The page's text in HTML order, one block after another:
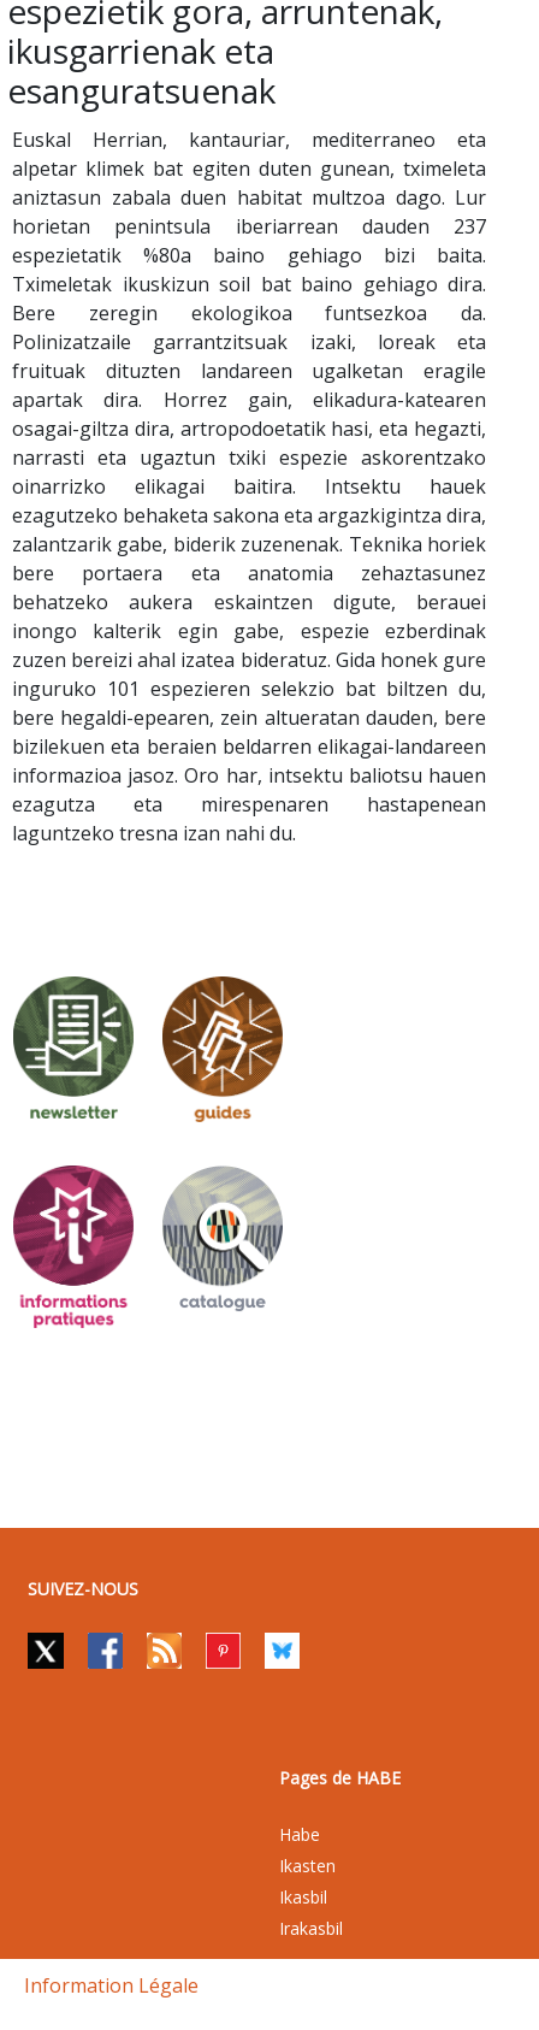
espezietik gora, arruntenak,
ikusgarrienak eta
esanguratsuenak
Euskal Herrian, kantauriar, mediterraneo eta
alpetar klimek bat egiten duten gunean, tximeleta
aniztasun zabala duen habitat multzoa dago. Lur
horietan penintsula iberiarrean dauden 237
espezietatik %80a baino gehiago bizi baita.
Tximeletak ikuskizun soil bat baino gehiago dira.
Bere zeregin ekologikoa funtsezkoa da.
Polinizatzaile garrantzitsuak izaki, loreak eta
fruituak dituzten landareen ugalketan eragile
apartak dira. Horrez gain, elikadura-katearen
osagai-giltza dira, artropodoetatik hasi, eta hegazti,
narrasti eta ugaztun txiki espezie askorentzako
oinarrizko elikagai baitira. Intsektu hauek
ezagutzeko behaketa sakona eta argazkigintza dira,
zalantzarik gabe, biderik zuzenenak. Teknika horiek
bere portaera eta anatomia zehaztasunez
behatzeko aukera eskaintzen digute, berauei
inongo kalterik egin gabe, espezie ezberdinak
zuzen bereizi ahal izatea bideratuz. Gida honek gure
inguruko 101 espezieren selekzio bat biltzen du,
bere hegaldi-epearen, zein altueratan dauden, bere
bizilekuen eta beraien beldarren elikagai-landareen
informazioa jasoz. Oro har, intsektu baliotsu hauen
ezagutza eta mirespenaren hastapenean
laguntzeko tresna izan nahi du.
SUIVEZ-NOUS
Pages de HABE
Habe
Ikasten
Ikasbil
Irakasbil
Information Légale